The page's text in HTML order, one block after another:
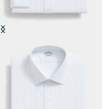
Regular Fit Non-Iron in
con Collo Ainsley